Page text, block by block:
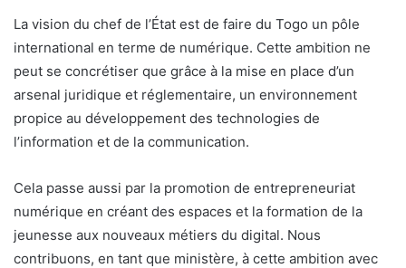
La vision du chef de l’État est de faire du Togo un pôle
international en terme de numérique. Cette ambition ne
peut se concrétiser que grâce à la mise en place d’un
arsenal juridique et réglementaire, un environnement
propice au développement des technologies de
l’information et de la communication.
Cela passe aussi par la promotion de entrepreneuriat
numérique en créant des espaces et la formation de la
jeunesse aux nouveaux métiers du digital. Nous
contribuons, en tant que ministère, à cette ambition avec